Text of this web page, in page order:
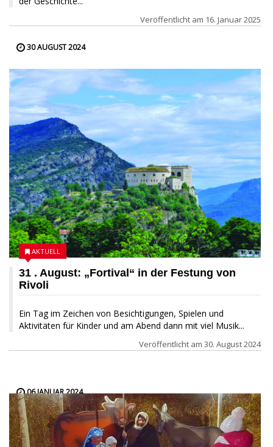
Veröffentlicht am 16. Januar 2025
30 AUGUST 2024
31 . August: „Fortival“ in der Festung von
Rivoli
Ein Tag im Zeichen von Besichtigungen, Spielen und
Aktivitäten für Kinder und am Abend dann mit viel Musik...
AKTUELL
Veröffentlicht am 30. August 2024
06 JANUAR 2024